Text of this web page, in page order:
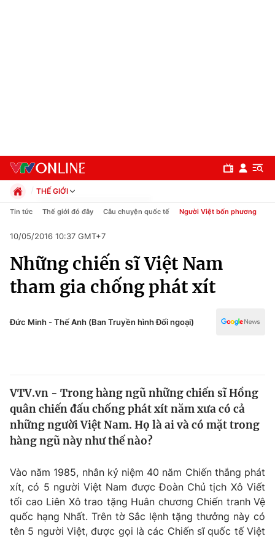
Chuyên mục
Chính trị
Thế giới
Tin tức
Thế giới đó đây
Câu chuyện quốc tế
Tài chính
Thị trường
Góc doanh nghiệp
Dữ liệu và đời sống
Truyền hình
THẾ GIỚI
Chính trị
Pháp luật
Kinh tế
Thể thao
Truyền hình
Y tế
Tin tức Thế giới đó đây Câu chuyện quốc tế Người Việt bốn phương
10/05/2016 10:37 GMT+7
Những chiến sĩ Việt Nam
tham gia chống phát xít
Đức Minh - Thế Anh (Ban Truyền hình Đối ngoại)
VTV.vn - Trong hàng ngũ những chiến sĩ Hồng
quân chiến đấu chống phát xít năm xưa có cả
những người Việt Nam. Họ là ai và có mặt trong
hàng ngũ này như thế nào?
Vào năm 1985, nhân kỷ niệm 40 năm Chiến thắng phát
xít, có 5 người Việt Nam được Đoàn Chủ tịch Xô Viết
tối cao Liên Xô trao tặng Huân chương Chiến tranh Vệ
quốc hạng Nhất. Trên tờ Sắc lệnh tặng thưởng này có
tên 5 người Việt, được gọi là các Chiến sĩ quốc tế Việt